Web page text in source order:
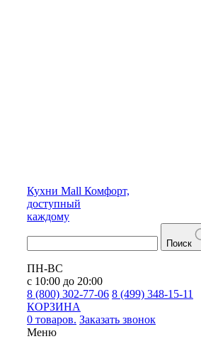
Кухни Mall Комфорт,
доступный
каждому
Поиск
ПН-ВС
с 10:00 до 20:00
8 (800) 302-77-06 8 (499) 348-15-11
КОРЗИНА
0 товаров. Заказать звонок
Меню